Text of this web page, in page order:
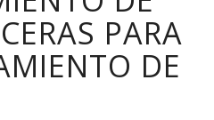
PARA
DE